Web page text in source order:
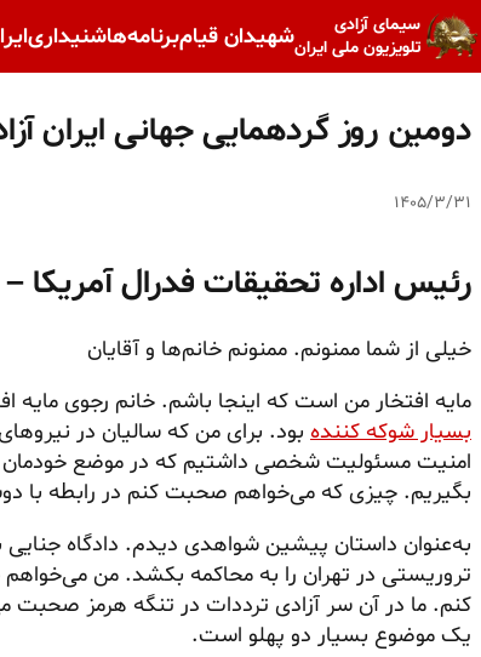
سیمای آزادی
تلویزیون ملی ایرانشهیدان قیامبرنامه‌هاشنیداری
دومین روز گردهمایی جهانی ایران آزاد در پاریس ـ ۳۱
۱۴۰۵/۳/۳۱
رئیس اداره تحقیقات فدرال آمریکا – اف بی
خیلی از شما ممنونم. ممنونم خانم‌ها و آقایان
مایه افتخار من است که اینجا باشم. خانم رجوی مایه
بسیار شوکه کننده بود. برای من که سالیان در
امنیت مسئولیت شخصی داشتیم که در موضع خودمان
بگیریم. چیزی که می‌خواهم صحبت کنم در رابطه با
به‌عنوان داستان پیشین شواهدی دیدم. دادگاه
تروریستی در تهران را به محاکمه بکشد. من می‌خواهم
کنم. ما در آن سر آزادی ترددات در تنگه هرمز صحبت
یک موضوع بسیار دو پهلو است.